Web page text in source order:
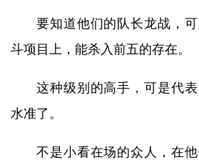
要知道他们的队长龙战，
斗项目上，能杀入前五的存在。
这种级别的高手，可是代
水准了。
不是小看在场的众人，在